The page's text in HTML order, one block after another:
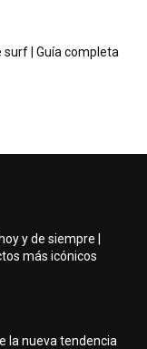
| Guía completa
y de siempre |
más icónicos
la nueva tendencia